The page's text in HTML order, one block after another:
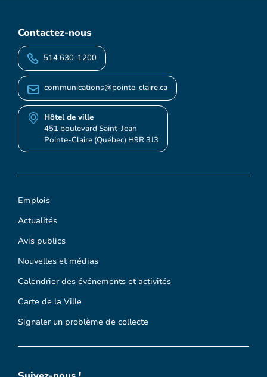
Emplois
Actualités
Avis publics
Nouvelles et médias
Calendrier des événements et activités
Carte de la Ville
Signaler un problème de collecte
Contactez-nous
514 630-1200
communications@pointe-claire.ca
Hôtel de ville
451 boulevard Saint-Jean
Pointe-Claire (Québec) H9R 3J3